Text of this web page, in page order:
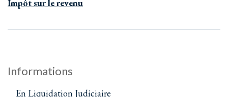
Impôt sur le revenu
Informations
En Liquidation Judiciaire